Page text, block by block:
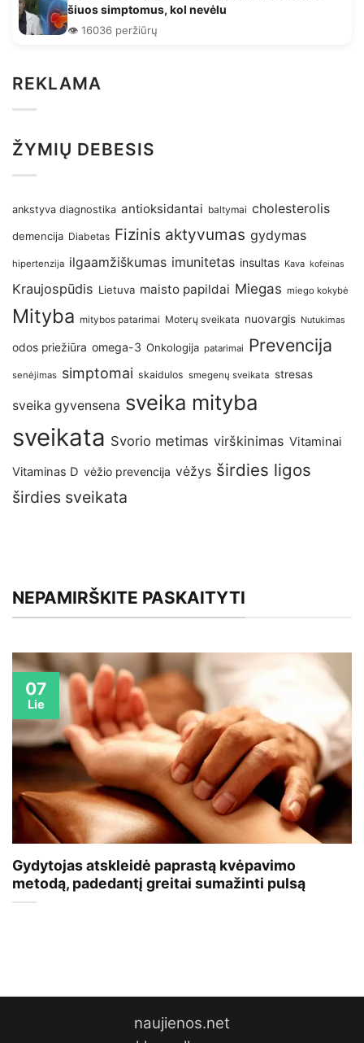
šiuos simptomus, kol nevėlu
👁️ 16036 peržiūrų
REKLAMA
ŽYMIŲ DEBESIS
ankstyva diagnostika antioksidantai baltymai cholesterolis
demencija Diabetas Fizinis aktyvumas gydymas
hipertenzija ilgaamžiškumas imunitetas insultas Kava kofeinas
Kraujospūdis Lietuva maisto papildai Miegas miego kokybė
Mityba mitybos patarimai Moterų sveikata nuovargis Nutukimas
odos priežiūra omega-3 Onkologija patarimai Prevencija
senėjimas simptomai skaidulos smegenų sveikata stresas
sveika gyvensena sveika mityba
sveikata Svorio metimas virškinimas Vitaminai
Vitaminas D vėžio prevencija vėžys širdies ligos
širdies sveikata
NEPAMIRŠKITE PASKAITYTI
Gydytojas atskleidė paprastą kvėpavimo
metodą, padedantį greitai sumažinti pulsą
07
Lie
naujienos.net